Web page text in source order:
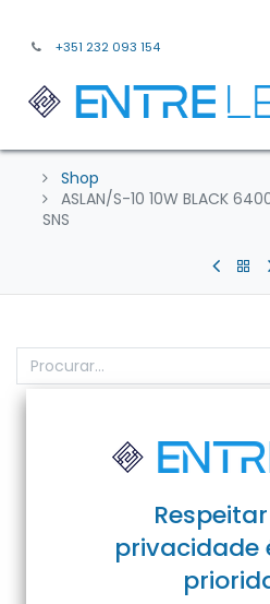
+351 232 093 154
Shop
ASLAN/S-10 10W BLACK
SNS
privacidade